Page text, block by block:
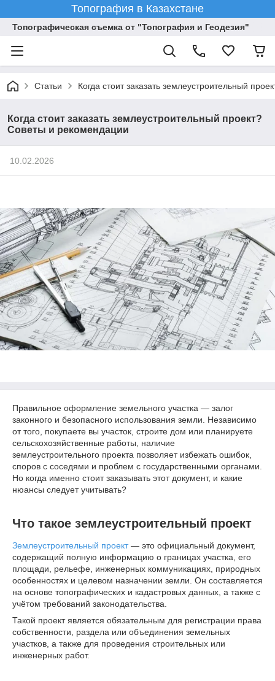
Топография в Казахстане
Топографическая съемка от "Топография и Геодезия"
Статьи Когда стоит заказать землеустроительный
Когда стоит заказать землеустроительный проект?
Советы и рекомендации
10.02.2026
Правильное оформление земельного участка — залог
законного и безопасного использования земли. Независимо
от того, покупаете вы участок, строите дом или планируете
сельскохозяйственные работы, наличие
землеустроительного проекта позволяет избежать ошибок,
споров с соседями и проблем с государственными органами.
Но когда именно стоит заказывать этот документ, и какие
нюансы следует учитывать?
Что такое землеустроительный проект
Землеустроительный проект— это официальный документ,
содержащий полную информацию о границах участка, его
площади, рельефе, инженерных коммуникациях, природных
особенностях и целевом назначении земли. Он составляется
на основе топографических и кадастровых данных, а также с
учётом требований законодательства.
Такой проект является обязательным для регистрации права
собственности, раздела или объединения земельных
участков, а также для проведения строительных или
инженерных работ.